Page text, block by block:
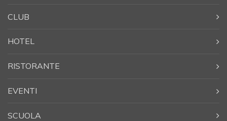
CLUB
HOTEL
RISTORANTE
EVENTI
SCUOLA